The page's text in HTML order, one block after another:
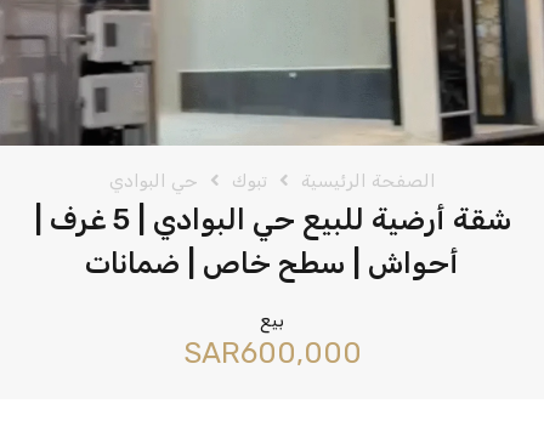
الصفحة الرئيسية تبوك حي البوادي
شقة أرضية للبيع حي البوادي | 5 غرف |
أحواش | سطح خاص | ضمانات
بيع
‪SAR600,000